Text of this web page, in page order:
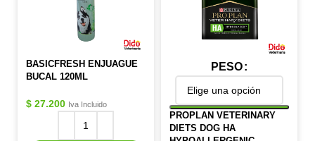
BASICFRESH ENJUAGUE
BUCAL 120ML
$ 27.200 Iva Incluido
PESO
PROPLAN VETERINARY
DIETS DOG HA